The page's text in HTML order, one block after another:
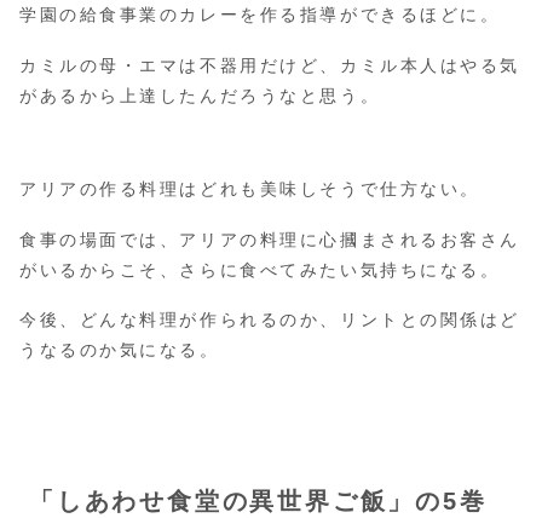
学園の給食事業のカレーを作る指導ができるほどに。
カミルの母・エマは不器用だけど、カミル本人はやる気
があるから上達したんだろうなと思う。
アリアの作る料理はどれも美味しそうで仕方ない。
食事の場面では、アリアの料理に心摑まされるお客さん
がいるからこそ、さらに食べてみたい気持ちになる。
今後、どんな料理が作られるのか、リントとの関係はど
うなるのか気になる。
「しあわせ食堂の異世界ご飯」の5巻